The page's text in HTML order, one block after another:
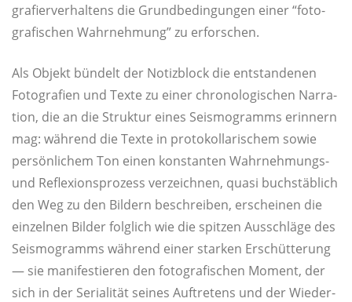
gra­fier­ver­hal­tens die Grund­be­din­gun­gen einer “foto­
gra­fi­schen Wahr­neh­mung” zu erforschen.
Als Objekt bün­delt der Notiz­block die ent­stan­de­nen
Foto­gra­fien und Tex­te zu einer chro­no­lo­gi­schen Nar­ra­
ti­on, die an die Struk­tur eines Seis­mo­gramms erin­nern
mag: wäh­rend die Tex­te in pro­to­kol­la­ri­schem sowie
per­sön­li­chem Ton einen kon­stan­ten Wahr­neh­mungs-
und Refle­xi­ons­pro­zess ver­zeich­nen, qua­si buch­stäb­lich
den Weg zu den Bil­dern beschrei­ben, erschei­nen die
ein­zel­nen Bil­der folg­lich wie die spit­zen Aus­schlä­ge des
Seis­mo­gramms wäh­rend einer star­ken Erschüt­te­rung
— sie mani­fes­tie­ren den foto­gra­fi­schen Moment, der
sich in der Seria­li­tät sei­nes Auf­tre­tens und der Wie­der­